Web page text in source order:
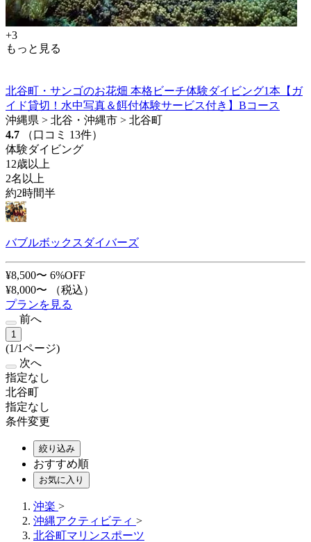
+3
もっと見る
北谷町・サンゴのお花畑 本格ビーチ体験ダイビング1本【ガ
イド貸切！水中写真＆餌付体験サービス付き】Bコース
沖縄県 > 北谷・沖縄市 > 北谷町
4.7
（口コミ 13件）
体験ダイビング
12歳以上
2名以上
約2時間半
バブルボックスダイバーズ
¥8,500〜 6%OFF
¥8,000〜
（税込）
プランを見る
前へ
1
(1/1ページ)
次へ
指定なし
北谷町
指定なし
条件変更
絞り込み
おすすめ順
お気に入り
沖楽 >
沖縄アクティビティ >
北谷町マリンスポーツ